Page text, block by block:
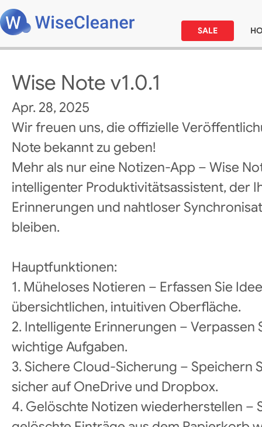
SALE
Wise Note v1.0.1
Apr. 28, 2025
Wir freuen uns, die offizielle
Note bekannt zu geben!
Mehr als nur eine Notizen-App – Wise
intelligenter Produktivitätsassistent, der
Erinnerungen und nahtloser
bleiben.
Hauptfunktionen:
1. Müheloses Notieren – Erfassen Sie
übersichtlichen, intuitiven Oberfläche.
2. Intelligente Erinnerungen – Verpassen
wichtige Aufgaben.
3. Sichere Cloud-Sicherung – Speichern
sicher auf OneDrive und Dropbox.
4. Gelöschte Notizen wiederherstellen –